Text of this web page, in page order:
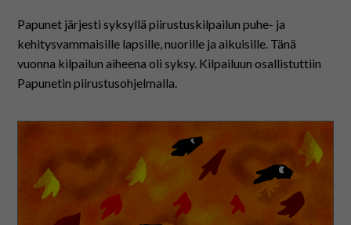
In English
Papunet järjesti syksyllä piirustuskilpailun puhe- ja
kehitysvammaisille lapsille, nuorille ja aikuisille. Tänä
vuonna kilpailun aiheena oli syksy. Kilpailuun osallistuttiin
Papunetin piirustusohjelmalla.